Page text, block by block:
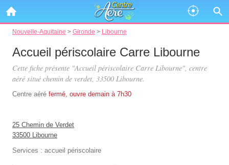
Nouvelle-Aquitaine > Gironde > Libourne
Accueil périscolaire Carre Libourne
Cette fiche présente "Accueil périscolaire Carre Libourne", centre
aéré situé chemin de verdet, 33500 Libourne.
Centre aéré fermé, ouvre demain à 7h30
25 Chemin de Verdet
33500 Libourne
Services : accueil périscolaire